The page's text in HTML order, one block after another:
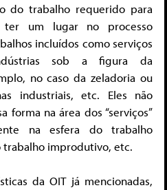
do trabalho requerido para
ter um lugar no processo
incluídos como serviços
sob a figura da
no caso da zeladoria ou
industriais, etc. Eles não
forma na área dos “serviços”
na esfera do trabalho
trabalho improdutivo, etc.
da OIT já mencionadas,